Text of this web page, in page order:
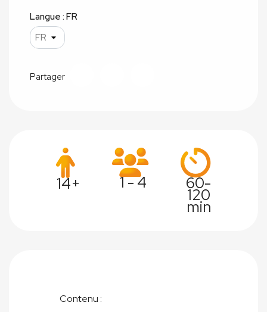
Langue : FR
Partager
14+ 1 - 4 60-
120
min
Contenu :